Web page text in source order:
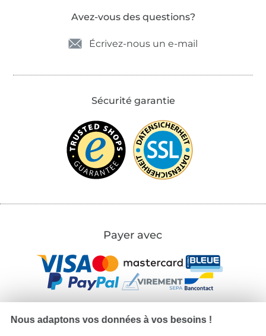
Avez-vous des questions?
Écrivez-nous un e-mail
Sécurité garantie
Payer avec
Nous adaptons vos données à vos besoins !